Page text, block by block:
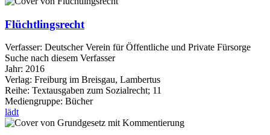
Flüchtlingsrecht
Verfasser: Deutscher Verein für Öffentliche und Private Fürsorge
Suche nach diesem Verfasser
Jahr: 2016
Verlag: Freiburg im Breisgau, Lambertus
Reihe: Textausgaben zum Sozialrecht; 11
Mediengruppe: Bücher
lädt